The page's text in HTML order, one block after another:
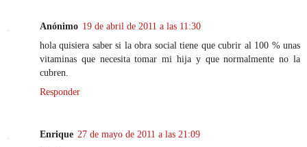
Anónimo 19 de abril de 2011 a las 11:30
hola quisiera saber si la obra social tiene que cubrir al 100 % unas
vitaminas que necesita tomar mi hija y que normalmente no la
cubren.
Responder
Enrique 27 de mayo de 2011 a las 21:09